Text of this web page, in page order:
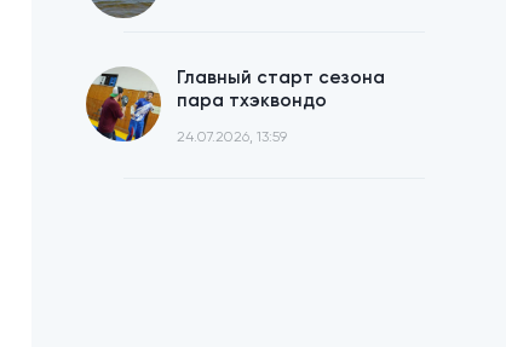
Главный старт сезона
пара тхэквондо
24.07.2026, 13:59